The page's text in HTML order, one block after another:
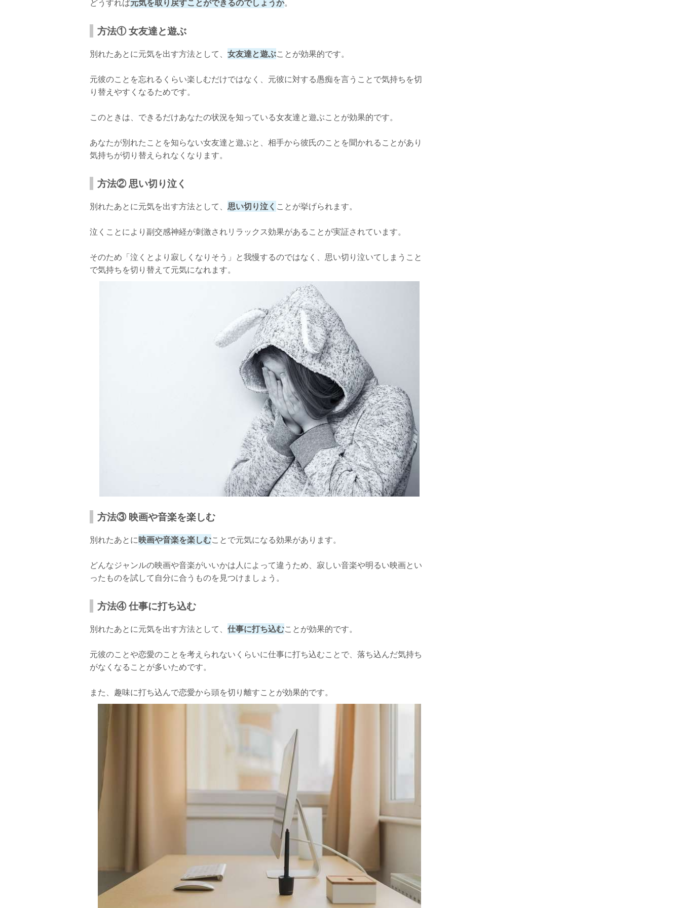
新し恋に進めた体験談
気持ちを切り替えて新しい恋に進めた体験談
どうすれば元気を取り戻すことができるのでしょうか。
方法① 女友達と遊ぶ
別れたあとに元気を出す方法として、 女友達と遊ぶことが効果的です。
元彼のことを忘れるくらい楽しむだけではなく、元彼に対する愚痴を言うことで気持ちを切
り替えやすくなるためです。
このときは、できるだけあなたの状況を知っている女友達と遊ぶことが効果的です。
あなたが別れたことを知らない女友達と遊ぶと、相手から彼氏のことを聞かれることがあり
気持ちが切り替えられなくなります。
方法② 思い切り泣く
別れたあとに元気を出す方法として、 思い切り泣く ことが挙げられます。
泣くことにより副交感神経が刺激されリラックス効果があることが実証されています。
そのため「泣くとより寂しくなりそう」と我慢するのではなく、思い切り泣いてしまうこと
で気持ちを切り替えて元気になれます。
方法③ 映画や音楽を楽しむ
別れたあとに映画や音楽を楽しむことで元気になる効果があります。
どんなジャンルの映画や音楽がいいかは人によって違うため、寂しい音楽や明るい映画とい
ったものを試して自分に合うものを見つけましょう。
方法④ 仕事に打ち込む
別れたあとに元気を出す方法として、 仕事に打ち込むことが効果的です。
元彼のことや恋愛のことを考えられないくらいに仕事に打ち込むことで、落ち込んだ気持ち
がなくなることが多いためです。
また、趣味に打ち込んで恋愛から頭を切り離すことが効果的です。